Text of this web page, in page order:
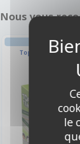
Nous vous
AMBIANCE
Top Ten -
le